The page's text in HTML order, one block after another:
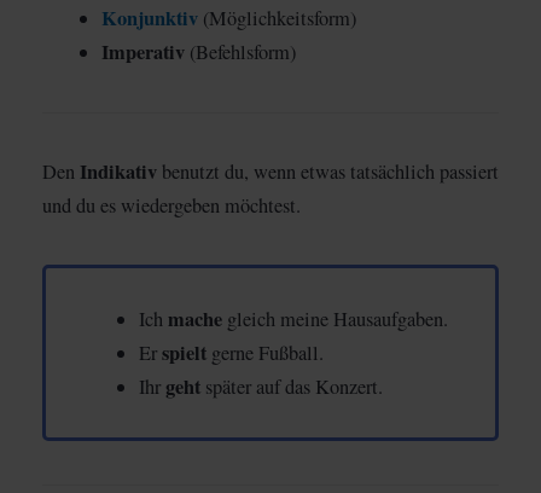
Konjunktiv (Möglichkeitsform)
Imperativ (Befehlsform)
Den Indikativ benutzt du, wenn etwas tatsächlich passiert
und du es wiedergeben möchtest.
Ich mache gleich meine Hausaufgaben.
Erspielt gerne Fußball.
Ihr geht später auf das Konzert.